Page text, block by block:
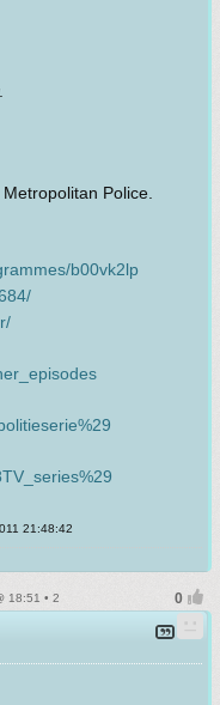
Police.
b00vk2lp
21:48:42
18:51 • 2